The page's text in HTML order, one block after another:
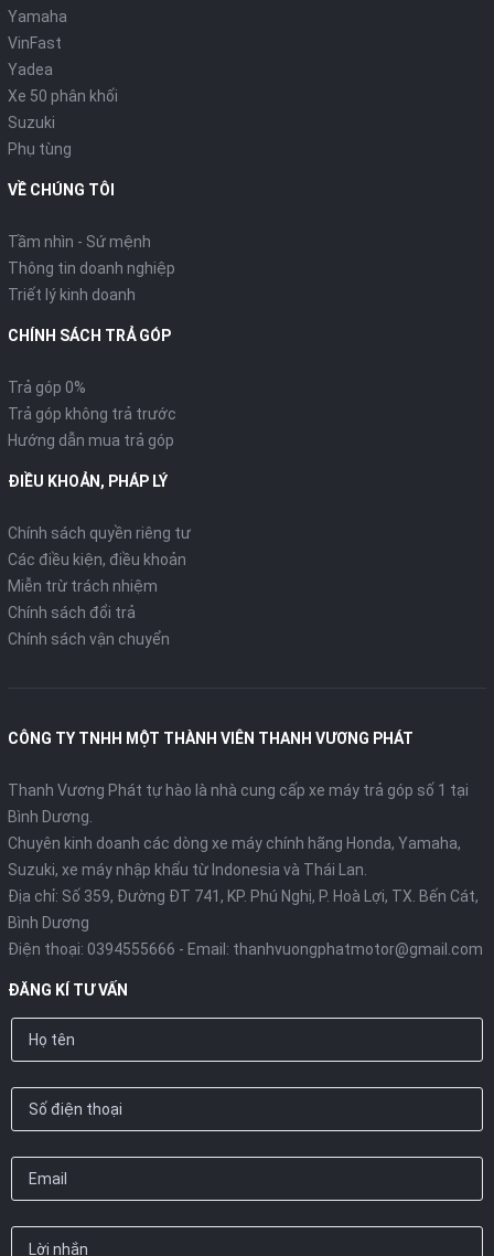
Yamaha
VinFast
Yadea
Xe 50 phân khối
Suzuki
Phụ tùng
VỀ CHÚNG TÔI
Tầm nhìn - Sứ mệnh
Thông tin doanh nghiệp
Triết lý kinh doanh
CHÍNH SÁCH TRẢ GÓP
Trả góp 0%
Trả góp không trả trước
Hướng dẫn mua trả góp
ĐIỀU KHOẢN, PHÁP LÝ
Chính sách quyền riêng tư
Các điều kiện, điều khoản
Miễn trừ trách nhiệm
Chính sách đổi trả
Chính sách vận chuyển
CÔNG TY TNHH MỘT THÀNH VIÊN THANH VƯƠNG PHÁT
Thanh Vương Phát tự hào là nhà cung cấp xe máy trả góp số 1 tại
Bình Dương.
Chuyên kinh doanh các dòng xe máy chính hãng Honda, Yamaha,
Suzuki, xe máy nhập khẩu từ Indonesia và Thái Lan.
Địa chỉ: Số 359, Đường ĐT 741, KP. Phú Nghị, P. Hoà Lợi, TX. Bến Cát,
Bình Dương
Điện thoại: 0394555666 - Email: thanhvuongphatmotor@gmail.com
ĐĂNG KÍ TƯ VẤN